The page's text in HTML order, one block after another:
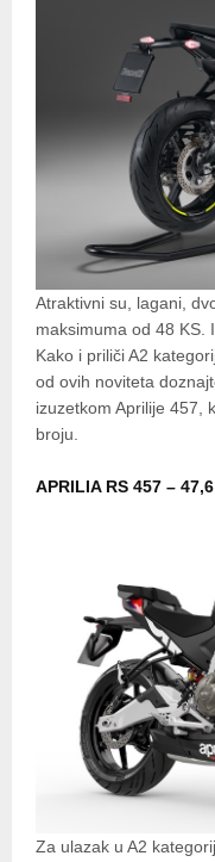
Atraktivni su, lagani,
maksimuma od 48 KS.
Kako i priliči A2
od ovih noviteta
izuzetkom Aprilije 457,
broju.
APRILIA RS 457 –
Za ulazak u A2